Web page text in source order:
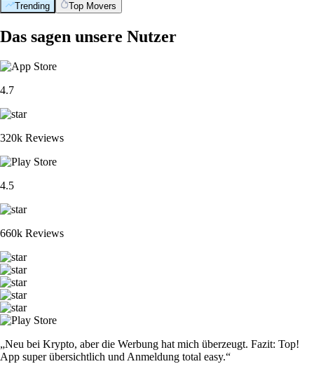
Trending Top Movers
Das sagen unsere Nutzer
4.7
320k Reviews
4.5
660k Reviews
„Neu bei Krypto, aber die Werbung hat mich überzeugt. Fazit: Top!
App super übersichtlich und Anmeldung total easy.“